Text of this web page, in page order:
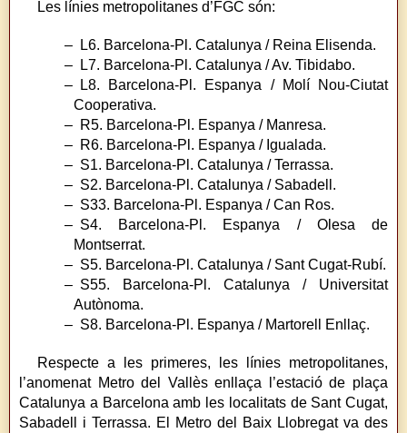
Les línies metropolitanes d’FGC són:
– L6. Barcelona-Pl. Catalunya / Reina Elisenda.
– L7. Barcelona-Pl. Catalunya / Av. Tibidabo.
– L8. Barcelona-Pl. Espanya / Molí Nou-Ciutat
Cooperativa.
– R5. Barcelona-Pl. Espanya / Manresa.
– R6. Barcelona-Pl. Espanya / Igualada.
– S1. Barcelona-Pl. Catalunya / Terrassa.
– S2. Barcelona-Pl. Catalunya / Sabadell.
– S33. Barcelona-Pl. Espanya / Can Ros.
– S4. Barcelona-Pl. Espanya / Olesa de
Montserrat.
– S5. Barcelona-Pl. Catalunya / Sant Cugat-Rubí.
– S55. Barcelona-Pl. Catalunya / Universitat
Autònoma.
– S8. Barcelona-Pl. Espanya / Martorell Enllaç.
Respecte a les primeres, les línies metropolitanes,
l’anomenat Metro del Vallès enllaça l’estació de plaça
Catalunya a Barcelona amb les localitats de Sant Cugat,
Sabadell i Terrassa. El Metro del Baix Llobregat va des